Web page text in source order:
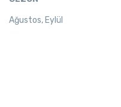
Ağustos, Eylül